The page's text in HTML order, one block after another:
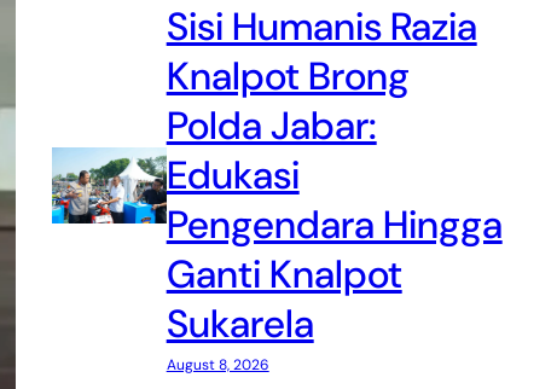
Sisi Humanis Razia
Knalpot Brong
Polda Jabar:
Edukasi
Pengendara Hingga
Ganti Knalpot
Sukarela
August 8, 2026